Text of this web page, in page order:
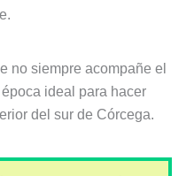
no siempre acompañe el
ideal para hacer
del sur de Córcega.